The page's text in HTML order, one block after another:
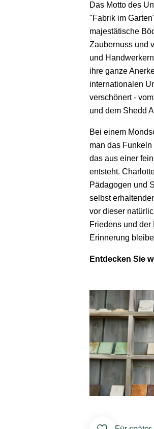
Das Motto des
"Fabrik im
majestätische
Zaubernuss und
und
ihre ganze
internationalen
verschönert -
und dem Shedd
Bei einem
man das
das aus einer
entsteht.
Pädagogen und
selbst
vor dieser
Friedens und der
Erinnerung
Entdecken Sie